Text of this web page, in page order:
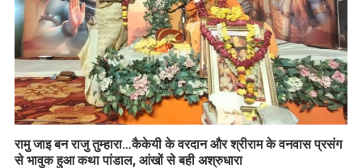
रामु जाइ बन राजु तुम्हारा…कैकेयी के वरदान और श्रीराम के वनवास प्रसंग
से भावुक हुआ कथा पांडाल, आंखों से बही अश्रुधारा